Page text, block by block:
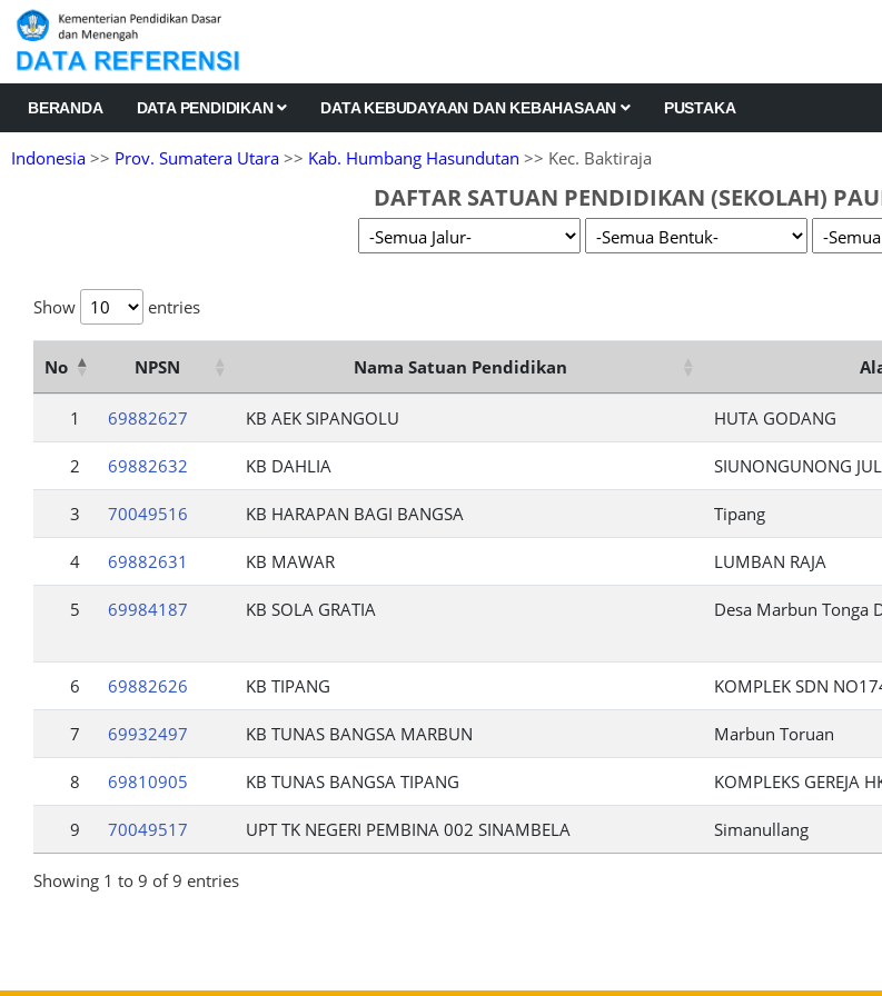
BERANDA DATA PENDIDIKAN DATA KEBUDAYAAN DAN KEBAHASAAN PUSTAKA
Indonesia >> Prov. Sumatera Utara >> Kab. Humbang Hasundutan >> Kec. Baktiraja
DAFTAR SATUAN PENDIDIKAN (SEKOLAH)
Show entries
No NPSN Nama Satuan Pendidikan
1 69882627 KB AEK SIPANGOLU HUTA GODANG
2 69882632 KB DAHLIA SIUNONGUNONG
3 70049516 KB HARAPAN BAGI BANGSA Tipang
4 69882631 KB MAWAR LUMBAN RAJA
5 69984187 KB SOLA GRATIA Desa Marbun Tonga
6 69882626 KB TIPANG KOMPLEK SDN
7 69932497 KB TUNAS BANGSA MARBUN Marbun Toruan
8 69810905 KB TUNAS BANGSA TIPANG KOMPLEKS GEREJA
9 70049517 UPT TK NEGERI PEMBINA 002 SINAMBELA Simanullang
Showing 1 to 9 of 9 entries